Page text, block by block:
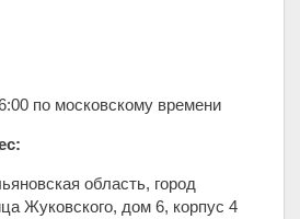
по московскому времени
область, город
Жуковского, дом 6, корпус 4